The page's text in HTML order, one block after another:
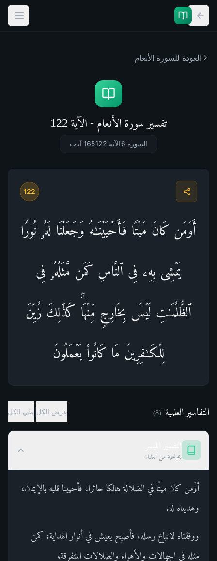
العودة للسورة الأنعام
تفسير سورة الأنعام - الآية 122
السورة 6 الآية 122 165 آيات
122
أَوَمَن كَانَ مَیۡتࣰا فَأَحۡیَیۡنَـٰهُ وَجَعَلۡنَا لَهُۥ نُورࣰا
یَمۡشِی بِهِۦ فِی ٱلنَّاسِ كَمَن مَّثَلُهُۥ فِی
ٱلظُّلُمَـٰتِ لَیۡسَ بِخَارِجࣲ مِّنۡهَاۚ كَذَ ٰ⁠لِكَ زُیِّنَ
لِلۡكَـٰفِرِینَ مَا كَانُوا۟ یَعۡمَلُونَ
التفاسير العلمية (
8
) عرض الكل طي الكل
نخبة من العلماء
أوَمن كان ميتًا في الضلالة هالكا حائرا، فأحيينا قلبه بالإيمان،
وهديناه له،
ووفقناه لاتباع رسله، فأصبح يعيش في أنوار الهداية، كمن
مثله في الجهالات والأهواء والضلالات المتفرقة،